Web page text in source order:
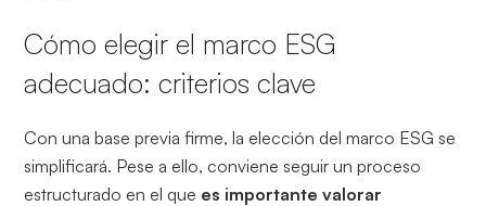
Cómo elegir el marco ESG
adecuado: criterios clave
Con una base previa firme, la elección del marco ESG se
simplificará. Pese a ello, conviene seguir un proceso
estructurado en el que es importante valorar